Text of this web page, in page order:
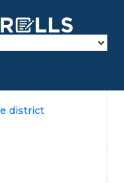
district